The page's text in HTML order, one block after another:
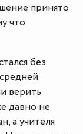
принято
что
без
верить
давно не
а учителя